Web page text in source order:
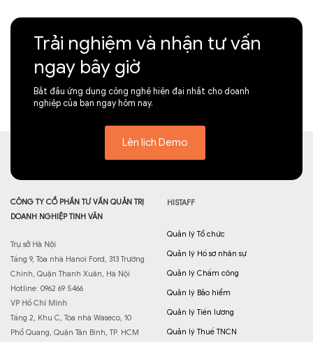
Trải nghiệm và nhận tư vấn
ngay bây giờ
Bắt đầu ứng dụng công nghệ hiện đại nhất cho doanh
nghiệp của bạn ngay hôm nay.
Lên lịch Demo
CÔNG TY CỔ PHẦN TƯ VẤN QUẢN TRỊ
DOANH NGHIỆP TINH VÂN
Trụ sở Hà Nội
Tầng 9, Tòa nhà Hanoi Ford, 313 Trường
Chinh, Quận Thanh Xuân, Hà Nội
Hotline: 0962 69 5466
VP Hồ Chí Minh
Tầng 2, Khu C, Tòa nhà Waseco, 10
Phổ Quang, Quận Tân Bình, TP. HCM
HISTAFF
Quản lý Tổ chức
Quản lý Hồ sơ nhân sự
Quản lý Chấm công
Quản lý Bảo hiểm
Quản lý Tiền lương
Quản lý Thuế TNCN